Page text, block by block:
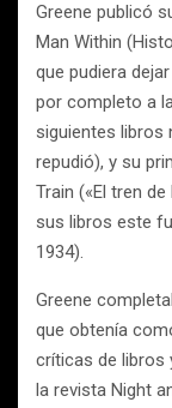
Greene publicó
Man Within
que pudiera
por completo a
siguientes libros
repudió), y su
Train («El tren
sus libros este
1934).
Greene
que obtenía
críticas de libros
la revista Night